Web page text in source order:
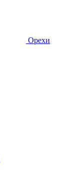
Орехи